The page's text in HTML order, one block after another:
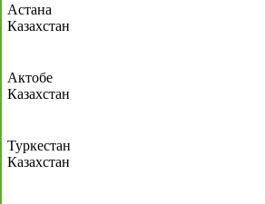
Астана
Казахстан
Актобе
Казахстан
Туркестан
Казахстан